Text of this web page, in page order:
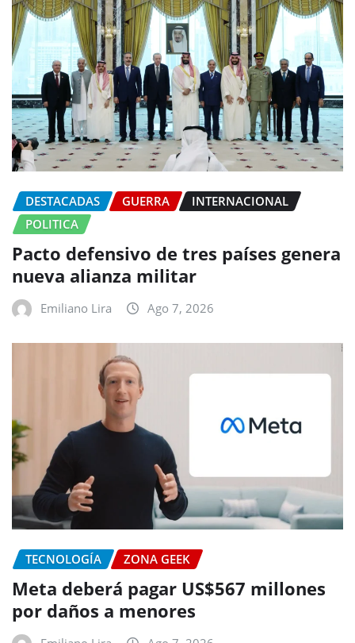
DESTACADAS GUERRA
INTERNACIONAL
POLITICA
Pacto defensivo de tres países genera
nueva alianza militar
Emiliano Lira Ago 7, 2026
TECNOLOGÍA ZONA GEEK
Meta deberá pagar US$567 millones
por daños a menores